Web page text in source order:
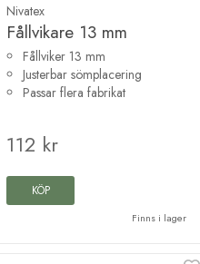
Nivatex
Fållvikare 13 mm
Fållviker 13 mm
Justerbar sömplacering
Passar flera fabrikat
112 kr
KÖP
Finns i lager